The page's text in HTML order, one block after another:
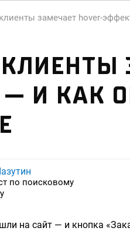
замечает hover-
И КАК
по поисковому
на сайт — и кнопка